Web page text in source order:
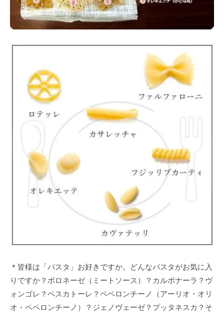
＊皆様は「パスタ」お好きですか。どんなパスタがお気に入
りですか？ボロネーゼ（ミートソース）？カルボナーラ？ヴ
ォンゴレ？ペスカトーレ？ペペロンチーノ（アーリオ・オリ
オ・ペペロンチーノ）？ジェノヴェーゼ？プッタネスカ？そ